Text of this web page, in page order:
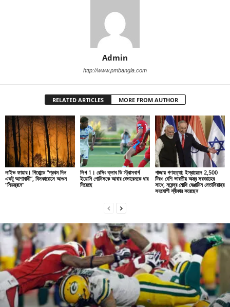
Admin
http://www.pmbangla.com
RELATED ARTICLES MORE FROM AUTHOR
লাইভ ফায়ার। গিরোন্ডে “প্রথম দিন
একটু আশাবাদী”, বিসকারোসে আগুন
“নিয়ন্ত্রনে”
লিগ 1। রেসিং ক্লাব ডি স্ট্রাসবার্গ
ইয়োনি গোমিসকে আবার বেভারেনকে ধার
দিয়েছে
গাজায় গণহত্যা: ইস্রায়েলে 2,500
টিরও বেশি ভারতীয় অস্ত্র সরবরাহের
সাথে, নরেন্দ্র মোদি বেঞ্জামিন নেতানিয়াহুর
সহযোগী স্বীকার করেছেন